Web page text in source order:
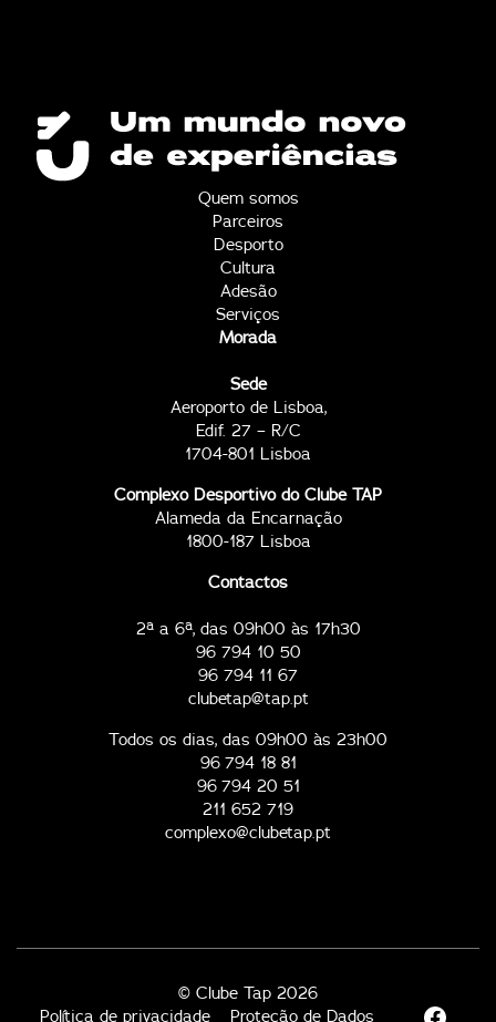
Quem somos
Parceiros
Desporto
Cultura
Adesão
Serviços
Morada
Sede
Aeroporto de Lisboa,
Edif. 27 – R/C
1704-801 Lisboa
Complexo Desportivo do Clube TAP
Alameda da Encarnação
1800-187 Lisboa
Contactos
2ª a 6ª, das 09h00 às 17h30
96 794 10 50
96 794 11 67
clubetap@tap.pt
Todos os dias, das 09h00 às 23h00
96 794 18 81
96 794 20 51
211 652 719
complexo@clubetap.pt
© Clube Tap 2026
Política de privacidade
Proteção de Dados